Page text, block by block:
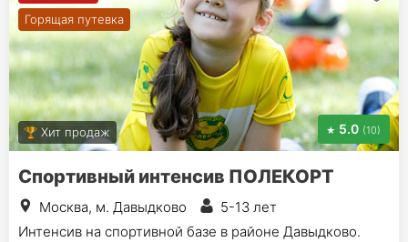
Горящая путевка
Хит продаж 5.0 (10)
Спортивный интенсив ПОЛЕКОРТ
Москва, м. Давыдково
5-13 лет
Интенсив на спортивной базе в районе Давыдково.